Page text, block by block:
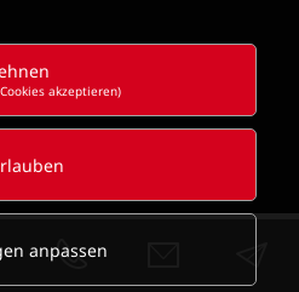
akzeptieren)
anpassen